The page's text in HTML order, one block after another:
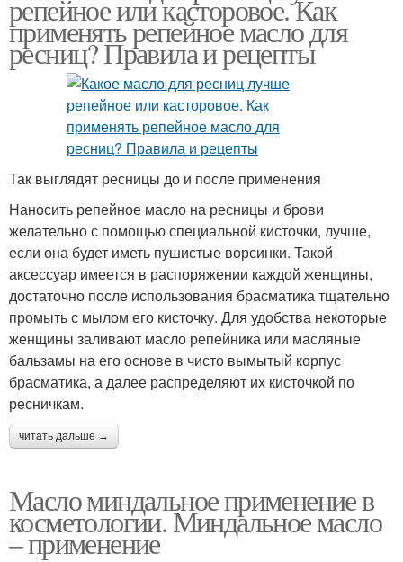
репейное или касторовое. Как
применять репейное масло для
ресниц? Правила и рецепты
Так выглядят ресницы до и после применения
Наносить репейное масло на ресницы и брови
желательно с помощью специальной кисточки, лучше,
если она будет иметь пушистые ворсинки. Такой
аксессуар имеется в распоряжении каждой женщины,
достаточно после использования брасматика тщательно
промыть с мылом его кисточку. Для удобства некоторые
женщины заливают масло репейника или масляные
бальзамы на его основе в чисто вымытый корпус
брасматика, а далее распределяют их кисточкой по
ресничкам.
читать дальше →
Масло миндальное применение в
косметологии. Миндальное масло
– применение